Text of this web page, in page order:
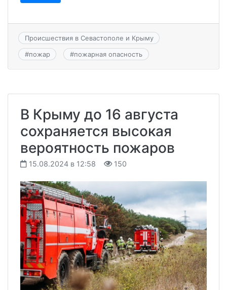
Происшествия в Севастополе и Крыму
#пожар #пожарная опасность
В Крыму до 16 августа
сохраняется высокая
вероятность пожаров
15.08.2024 в 12:58 150